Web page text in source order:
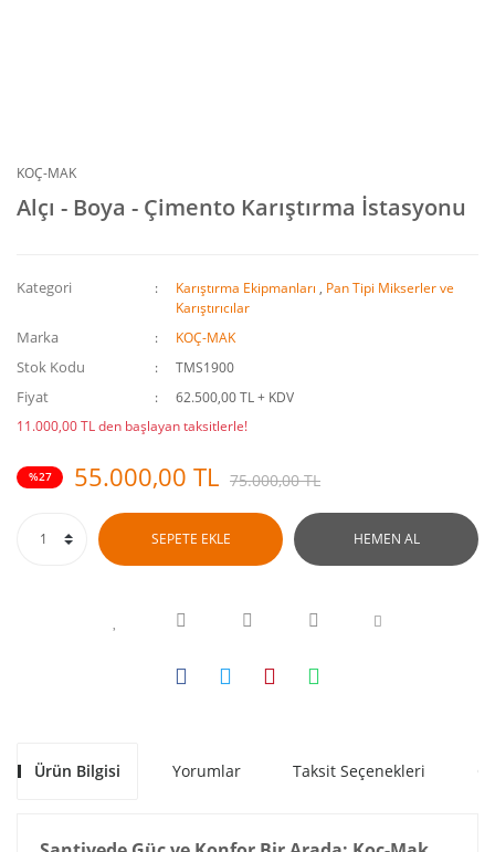
KOÇ-MAK
Alçı - Boya - Çimento Karıştırma İstasyonu
Kategori Karıştırma Ekipmanları , Pan Tipi Mikserler ve
Karıştırıcılar
Marka KOÇ-MAK
Stok Kodu TMS1900
Fiyat
62.500,00 TL + KDV
11.000,00 TL den başlayan taksitlerle!
%27 55.000,00 TL 75.000,00 TL
SEPETE EKLE HEMEN AL
Ürün Bilgisi Yorumlar Taksit Seçenekleri